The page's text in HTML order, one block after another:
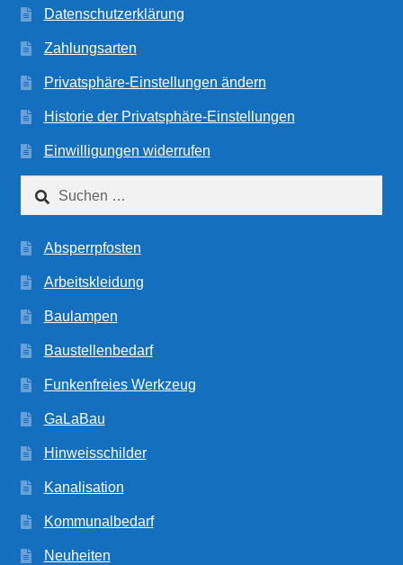
Datenschutzerklärung
Zahlungsarten
Privatsphäre-Einstellungen ändern
Historie der Privatsphäre-Einstellungen
Einwilligungen widerrufen
nach:
Absperrpfosten
Arbeitskleidung
Baulampen
Baustellenbedarf
Funkenfreies Werkzeug
GaLaBau
Hinweisschilder
Kanalisation
Kommunalbedarf
Neuheiten